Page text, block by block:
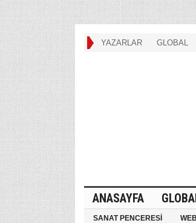
YAZARLAR GLOBAL
ANASAYFA
SANAT PENCERESİ